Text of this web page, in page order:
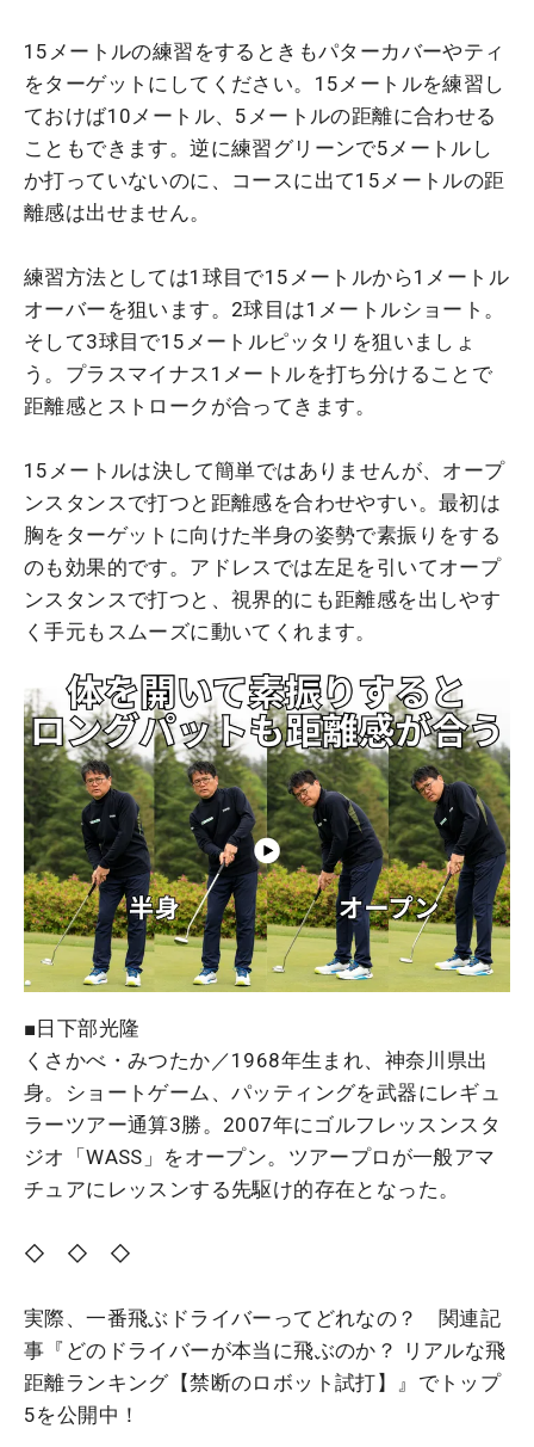
15メートルの練習をするときもパターカバーやティ
をターゲットにしてください。15メートルを練習し
ておけば10メートル、5メートルの距離に合わせる
こともできます。逆に練習グリーンで5メートルし
か打っていないのに、コースに出て15メートルの距
離感は出せません。
練習方法としては1球目で15メートルから1メートル
オーバーを狙います。2球目は1メートルショート。
そして3球目で15メートルピッタリを狙いましょ
う。プラスマイナス1メートルを打ち分けることで
距離感とストロークが合ってきます。
15メートルは決して簡単ではありませんが、オープ
ンスタンスで打つと距離感を合わせやすい。最初は
胸をターゲットに向けた半身の姿勢で素振りをする
のも効果的です。アドレスでは左足を引いてオープ
ンスタンスで打つと、視界的にも距離感を出しやす
く手元もスムーズに動いてくれます。
■日下部光隆
くさかべ・みつたか／1968年生まれ、神奈川県出
身。ショートゲーム、パッティングを武器にレギュ
ラーツアー通算3勝。2007年にゴルフレッスンスタ
ジオ「WASS」をオープン。ツアープロが一般アマ
チュアにレッスンする先駆け的存在となった。
◇ ◇ ◇
実際、一番飛ぶドライバーってどれなの？ 関連記
事『どのドライバーが本当に飛ぶのか？ リアルな飛
距離ランキング【禁断のロボット試打】』でトップ
5を公開中！